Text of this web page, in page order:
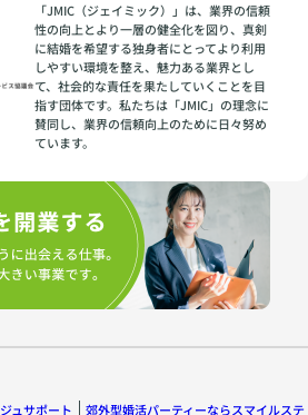
「JMIC（ジェイミック）」は、業界の信頼
性の向上とより一層の健全化を図り、真剣
に結婚を希望する独身者にとってより利用
しやすい環境を整え、魅力ある業界とし
て、社会的な責任を果たしていくことを目
指す団体です。私たちは「JMIC」の理念に
賛同し、業界の信頼向上のために日々努め
ています。
ュサポート
郊外型婚活パーティーならスマイルステ